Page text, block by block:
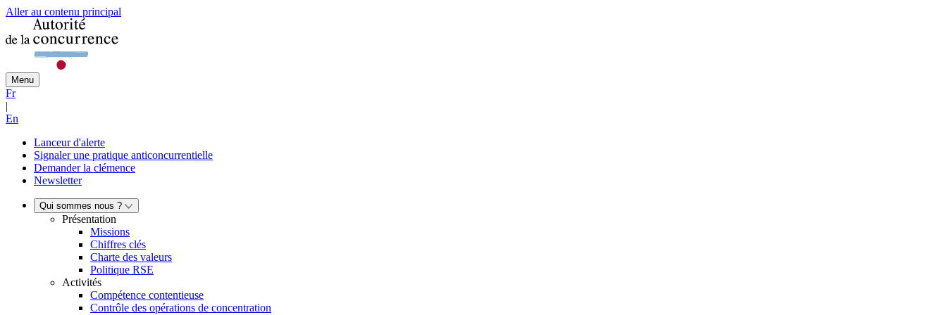
Aller au contenu principal
Menu
Fr
|
En
Lanceur d'alerte
Signaler une pratique anticoncurrentielle
Demander la clémence
Newsletter
Qui sommes nous ?
Présentation
Missions
Chiffres clés
Charte des valeurs
Politique RSE
Activités
Compétence contentieuse
Contrôle des opérations de concentration